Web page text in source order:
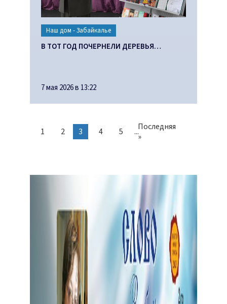
Наш дом - Забайкалье
В ТОТ ГОД ПОЧЕРНЕЛИ ДЕРЕВЬЯ…
7 мая 2026 в 13:22
1 2 3 4 5 ...Последняя
»